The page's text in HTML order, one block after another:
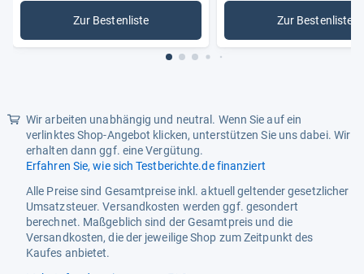
Set enthält Rudergerät
Sportart/Aktivität Fitnessstudio & Training
Vintage Nein
Widerstandsart Hydraulisch
Zur Bestenliste
: Rudergeräte Zur Bestenliste
:
Wir arbeiten unabhängig und neutral. Wenn Sie auf ein
verlinktes Shop-Angebot klicken, unterstützen Sie uns dabei. Wir
erhalten dann ggf. eine Vergütung.
Erfahren Sie, wie sich Testberichte.de finanziert
Alle Preise sind Gesamtpreise inkl. aktuell geltender gesetzlicher
Umsatzsteuer. Versandkosten werden ggf. gesondert
berechnet. Maßgeblich sind der Gesamtpreis und die
Versandkosten, die der jeweilige Shop zum Zeitpunkt des
Kaufes anbietet.